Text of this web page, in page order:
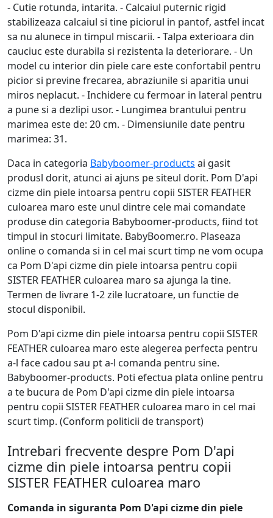
- Cutie rotunda, intarita. - Calcaiul puternic rigid
stabilizeaza calcaiul si tine piciorul in pantof, astfel incat
sa nu alunece in timpul miscarii. - Talpa exterioara din
cauciuc este durabila si rezistenta la deteriorare. - Un
model cu interior din piele care este confortabil pentru
picior si previne frecarea, abraziunile si aparitia unui
miros neplacut. - Inchidere cu fermoar in lateral pentru
a pune si a dezlipi usor. - Lungimea brantului pentru
marimea este de: 20 cm. - Dimensiunile date pentru
marimea: 31.
Daca in categoria Babyboomer-products ai gasit
produsl dorit, atunci ai ajuns pe siteul dorit. Pom D'api
cizme din piele intoarsa pentru copii SISTER FEATHER
culoarea maro este unul dintre cele mai comandate
produse din categoria Babyboomer-products, fiind tot
timpul in stocuri limitate. BabyBoomer.ro. Plaseaza
online o comanda si in cel mai scurt timp ne vom ocupa
ca Pom D'api cizme din piele intoarsa pentru copii
SISTER FEATHER culoarea maro sa ajunga la tine.
Termen de livrare 1-2 zile lucratoare, un functie de
stocul disponibil.
Pom D'api cizme din piele intoarsa pentru copii SISTER
FEATHER culoarea maro este alegerea perfecta pentru
a-l face cadou sau pt a-l comanda pentru sine.
Babyboomer-products. Poti efectua plata online pentru
a te bucura de Pom D'api cizme din piele intoarsa
pentru copii SISTER FEATHER culoarea maro in cel mai
scurt timp. (Conform politicii de transport)
Intrebari frecvente despre Pom D'api
cizme din piele intoarsa pentru copii
SISTER FEATHER culoarea maro
Comanda in siguranta Pom D'api cizme din piele